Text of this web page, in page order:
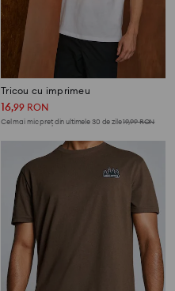
Tricou cu imprimeu
16,99 RON
Cel mai mic preț din ultimele 30 de zile19,99RON